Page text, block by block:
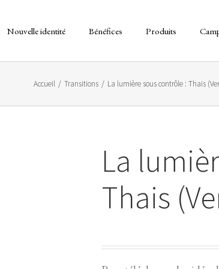
Nouvelle identité Bénéfices Produits
Accueil / Transitions / La lumière sous contrôle : Thais
La
Thais